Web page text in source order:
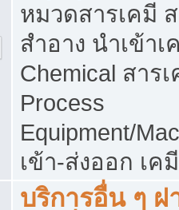
หมวดสารเคมี
สำอาง นำเข้
Chemical สาร
Process
Equipment/
เข้า-ส่งออก เ
บริการอื่น ๆ